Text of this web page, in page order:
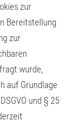
zur
Bereitstellung
zur
wurde,
auf Grundlage
und § 25